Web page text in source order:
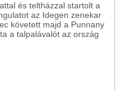
és teltházzal startolt a
az Idegen zenekar
követett majd a Punnany
a talpalávalót az ország